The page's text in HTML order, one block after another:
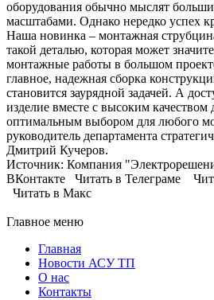
оборудования обычно мыслят
масштабами. Однако нередко успех
Наша новинка – монтажная
такой деталью, которая может
монтажные работы в большом
главное, надежная сборка
становится заурядной задачей. А
изделие вместе с высоким качеством
оптимальным выбором для любого
руководитель департамента
Дмитрий Кучеров.
Источник: Компания
ВКонтакте Читать в Телеграме
Читать в Макс
Главное меню
Главная
Новости АСУ ТП
О нас
Контакты